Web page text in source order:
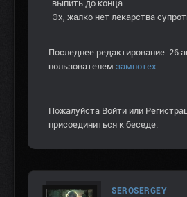
выпить до конца.
Эх, жалко нет лекарства
Последнее редактирование: 26
пользователем зампотех.
Пожалуйста Войти или
присоединиться к беседе.
SEROSERGEY